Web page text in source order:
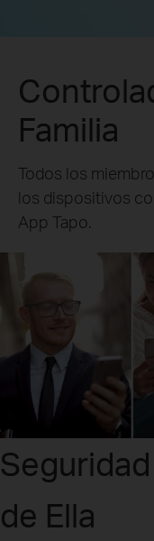
Familia
Todos los
los dispositivos
App Tapo.
de Ella